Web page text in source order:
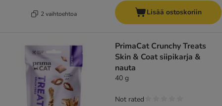
2 vaihtoehtoa Lisää ostoskoriin
PrimaCat Crunchy Treats
Skin & Coat siipikarja &
nauta
40 g
Not rated